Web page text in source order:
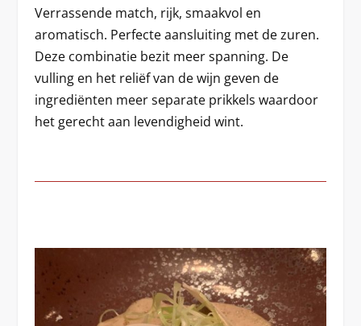
Verrassende match, rijk, smaakvol en
aromatisch. Perfecte aansluiting met de zuren.
Deze combinatie bezit meer spanning. De
vulling en het reliëf van de wijn geven de
ingrediënten meer separate prikkels waardoor
het gerecht aan levendigheid wint.